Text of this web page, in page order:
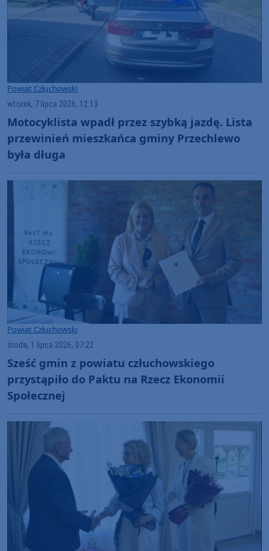
Powiat Człuchowski
wtorek, 7 lipca 2026, 12:13
Motocyklista wpadł przez szybką jazdę. Lista
przewinień mieszkańca gminy Przechlewo
była długa
Powiat Człuchowski
środa, 1 lipca 2026, 07:22
Sześć gmin z powiatu człuchowskiego
przystąpiło do Paktu na Rzecz Ekonomii
Społecznej